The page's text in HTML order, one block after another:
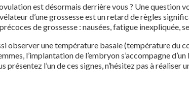
est désormais derrière vous ? Une question
d’une grossesse est un retard de règles
de grossesse : nausées, fatigue inexpliquée,
observer une température basale (température du
l’implantation de l’embryon s’accompagne
présentez l’un de ces signes, n’hésitez pas à